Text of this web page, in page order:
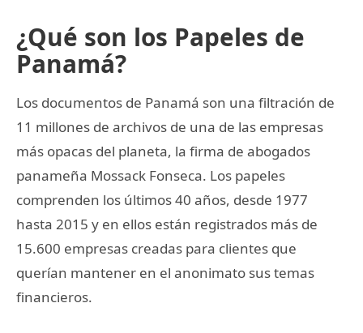
¿Qué son los Papeles de
Panamá?
Los documentos de Panamá son una filtración de
11 millones de archivos de una de las empresas
más opacas del planeta, la firma de abogados
panameña Mossack Fonseca. Los papeles
comprenden los últimos 40 años, desde 1977
hasta 2015 y en ellos están registrados más de
15.600 empresas creadas para clientes que
querían mantener en el anonimato sus temas
financieros.